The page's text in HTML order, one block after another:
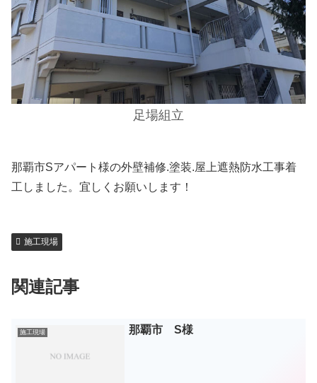
足場組立
那覇市Sアパート様の外壁補修.塗装.屋上遮熱防水工事着
工しました。宜しくお願いします！
施工現場
関連記事
施工現場 那覇市 S様